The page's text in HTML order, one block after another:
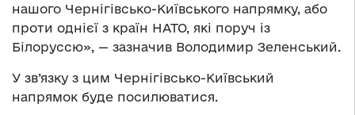
нашого Чернігівсько-Київського напрямку, або
проти однієї з країн НАТО, які поруч із
Білоруссю», — зазначив Володимир Зеленський.
У зв’язку з цим Чернігівсько-Київський
напрямок буде посилюватися.